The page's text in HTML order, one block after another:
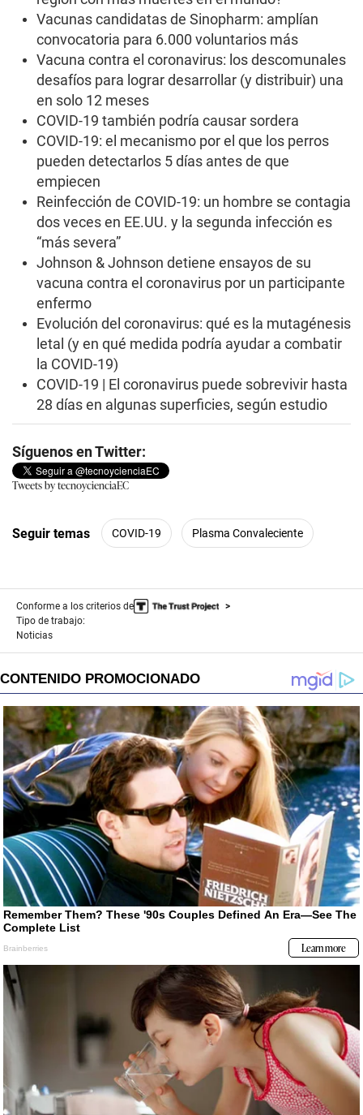
Vacunas candidatas de Sinopharm: amplían
convocatoria para 6.000 voluntarios más
Vacuna contra el coronavirus: los descomunales
desafíos para lograr desarrollar (y distribuir) una
en solo 12 meses
COVID-19 también podría causar sordera
COVID-19: el mecanismo por el que los perros
pueden detectarlos 5 días antes de que
empiecen
Reinfección de COVID-19: un hombre se contagia
dos veces en EE.UU. y la segunda infección es
“más severa”
Johnson & Johnson detiene ensayos de su
vacuna contra el coronavirus por un participante
enfermo
Evolución del coronavirus: qué es la mutagénesis
letal (y en qué medida podría ayudar a combatir
la COVID-19)
COVID-19 | El coronavirus puede sobrevivir hasta
28 días en algunas superficies, según estudio
Síguenos en Twitter:
Tweets by tecnoycienciaEC
Seguir temas COVID-19 Plasma Convaleciente
Conforme a los criterios de
Tipo de trabajo:
Noticias